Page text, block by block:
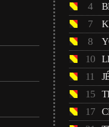
4
7
8
10
11
15
17